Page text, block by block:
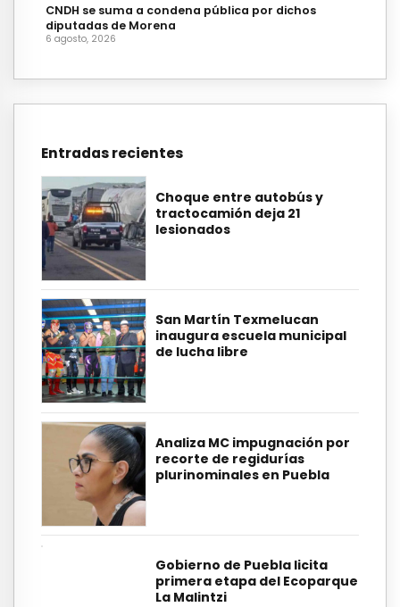
CNDH se suma a condena pública por dichos
diputadas de Morena
6 agosto, 2026
Entradas recientes
Choque entre autobús y
tractocamión deja 21
lesionados
San Martín Texmelucan
inaugura escuela municipal
de lucha libre
Analiza MC impugnación por
recorte de regidurías
plurinominales en Puebla
Gobierno de Puebla licita
primera etapa del Ecoparque
La Malintzi